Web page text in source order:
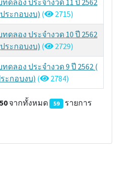
ดลอง ประจำงวด 11 ปี 2562
ระกอบงบ) ( 2715)
ดลอง ประจำงวด 10 ปี 2562
ระกอบงบ) ( 2729)
ดลอง ประจำงวด 9 ปี 2562 (
ะกอบงบ) ( 2784)
50จากทั้งหมด 59 รายการ